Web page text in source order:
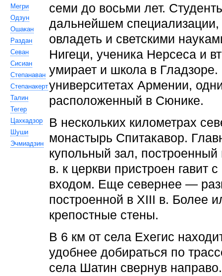
Мегри
Одзун
Ошакан
Раздан
Севан
Сисиан
Степанаван
Степанакерт
Талин
Тегер
Цахкадзор
Шуши
Эчмиадзин
семи до восьми лет.
дальнейшем
овладеть и светскими
Нигеци, ученика Нерсеса и
умирает и школа в
университетах Армении,
расположенный в Сюнике.
В нескольких километрах
монастырь Спитакавор.
купольный зал,
в. к церкви пристроен
входом. Еще севернее —
построенной в XIII в. Более
крепостные стены.
В 6 км от села Ехегис
удобнее добираться по
села Шатин свернув